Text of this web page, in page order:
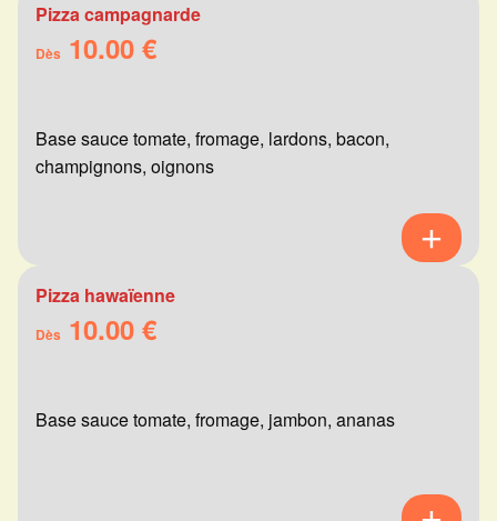
Pizza campagnarde
Dès 10.00 €
Base sauce tomate, fromage, lardons, bacon,
champignons, oignons
Pizza hawaïenne
Dès 10.00 €
Base sauce tomate, fromage, jambon, ananas